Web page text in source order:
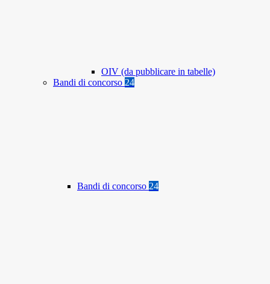
OIV (da pubblicare in tabelle)
Bandi di concorso 24
Bandi di concorso 24